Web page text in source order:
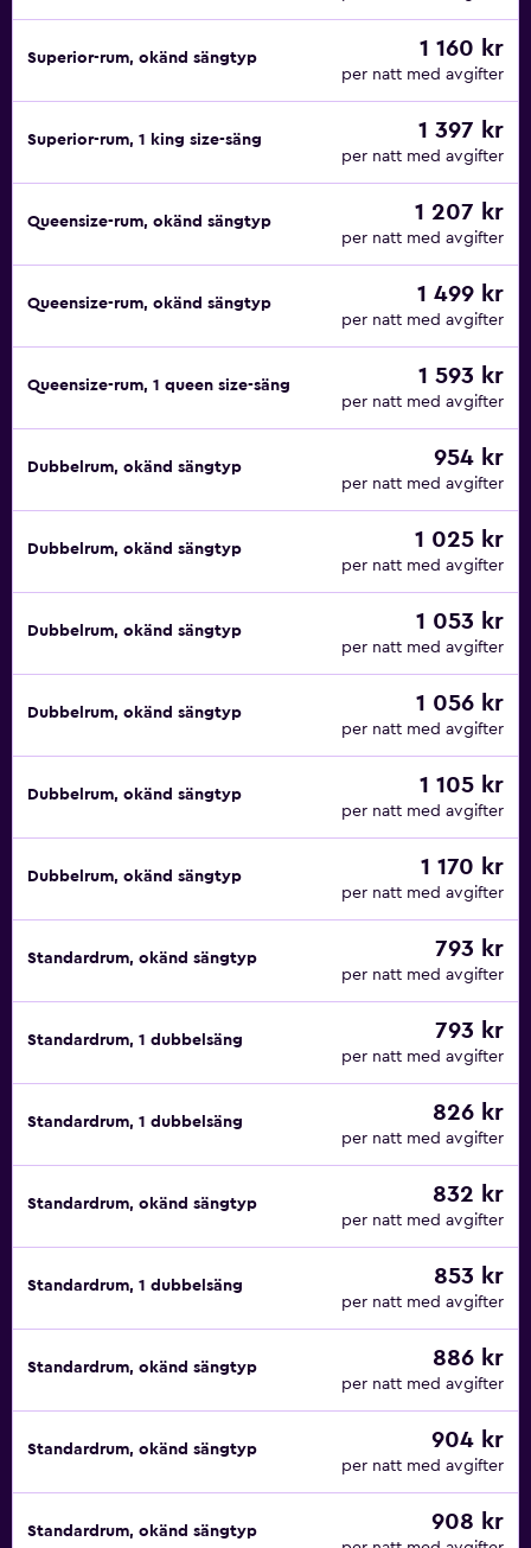
Superior-rum, okänd sängtyp 1 160 kr
per natt med avgifter
Superior-rum, 1 king size-säng 1 397 kr
per natt med avgifter
Queensize-rum, okänd sängtyp 1 207 kr
per natt med avgifter
Queensize-rum, okänd sängtyp 1 499 kr
per natt med avgifter
Queensize-rum, 1 queen size-säng 1 593 kr
per natt med avgifter
Dubbelrum, okänd sängtyp 954 kr
per natt med avgifter
Dubbelrum, okänd sängtyp 1 025 kr
per natt med avgifter
Dubbelrum, okänd sängtyp 1 053 kr
per natt med avgifter
Dubbelrum, okänd sängtyp 1 056 kr
per natt med avgifter
Dubbelrum, okänd sängtyp 1 105 kr
per natt med avgifter
Dubbelrum, okänd sängtyp 1 170 kr
per natt med avgifter
Standardrum, okänd sängtyp 793 kr
per natt med avgifter
Standardrum, 1 dubbelsäng 793 kr
per natt med avgifter
Standardrum, 1 dubbelsäng 826 kr
per natt med avgifter
Standardrum, okänd sängtyp 832 kr
per natt med avgifter
Standardrum, 1 dubbelsäng 853 kr
per natt med avgifter
Standardrum, okänd sängtyp 886 kr
per natt med avgifter
Standardrum, okänd sängtyp 904 kr
per natt med avgifter
Standardrum, okänd sängtyp 908 kr